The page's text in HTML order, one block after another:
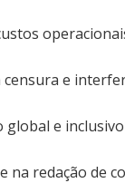
censura e
global e inclusivo
na redação de